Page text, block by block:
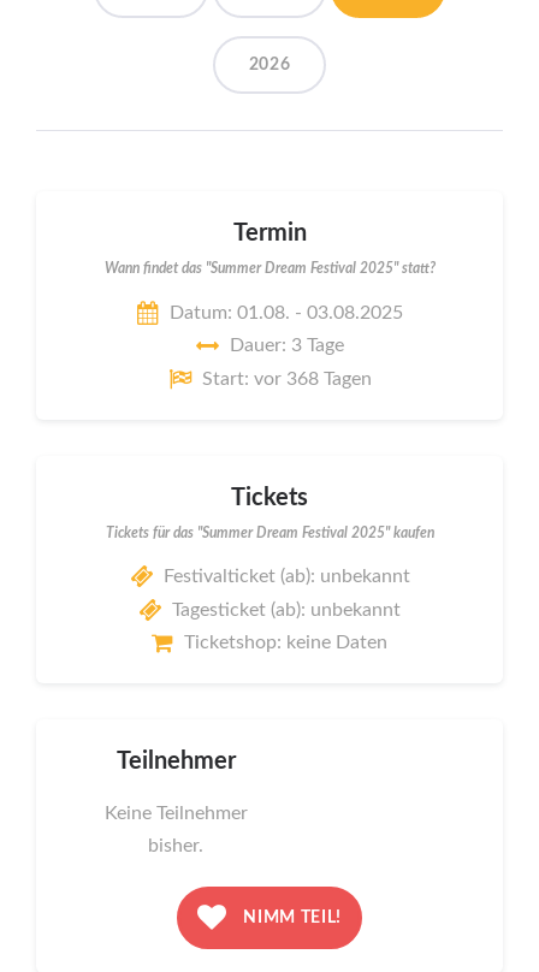
2026
Termin
Wann findet das "Summer Dream Festival 2025" statt?
Datum: 01.08. - 03.08.2025
Dauer: 3 Tage
Start: vor 368 Tagen
Tickets
Tickets für das "Summer Dream Festival 2025" kaufen
Festivalticket (ab): unbekannt
Tagesticket (ab): unbekannt
Ticketshop: keine Daten
Teilnehmer
Keine Teilnehmer
bisher.
NIMM TEIL!